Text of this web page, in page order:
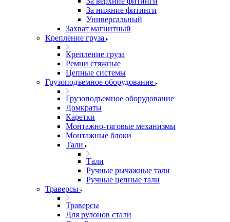
За нижние фитинги
Универсальный
Захват магнитный
Крепление груза
Крепление груза
Ремни стяжные
Цепные системы
Грузоподъемное оборудование
Грузоподъемное оборудование
Домкраты
Каретки
Монтажно-тяговые механизмы
Монтажные блоки
Тали
Тали
Ручные рычажные тали
Ручные цепные тали
Траверсы
Траверсы
Для рулонов стали